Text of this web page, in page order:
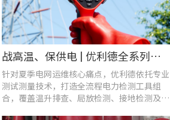
战高温、保供电 | 优利德全系列电力运维检测工具，助力夏季电网运维更高效
针对夏季电网运维核心痛点，优利德依托专业
测试测量技术，打造全流程电力检测工具组
合，覆盖温升排查、局放检测、接地检测及电